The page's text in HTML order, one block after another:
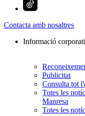
Contacta amb nosaltres
Informació
Publicitat
Consulta tot
Totes les
Manresa
Totes les